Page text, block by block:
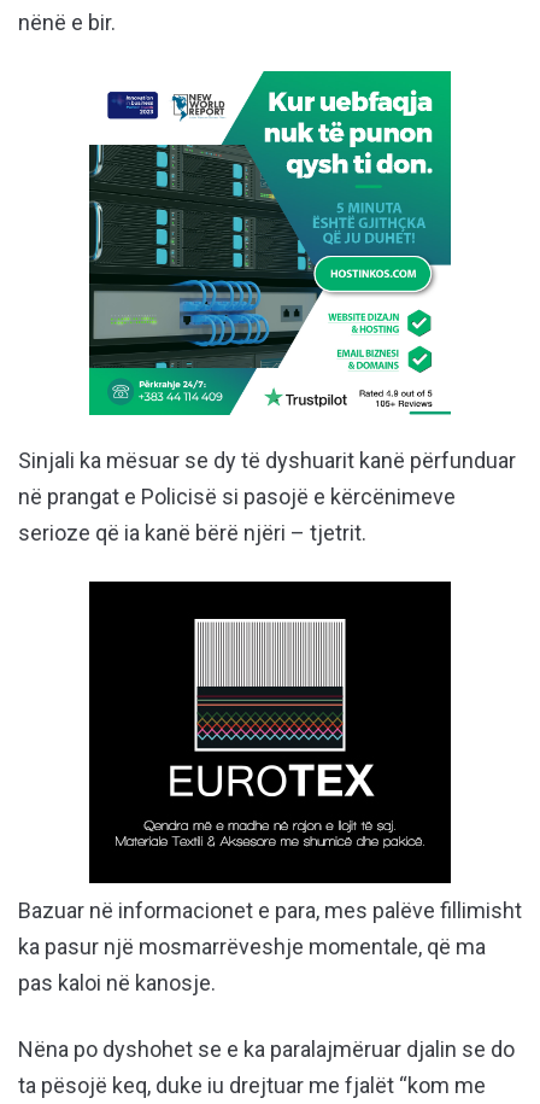
nënë e bir.
Sinjali ka mësuar se dy të dyshuarit kanë përfunduar
në prangat e Policisë si pasojë e kërcënimeve
serioze që ia kanë bërë njëri – tjetrit.
Bazuar në informacionet e para, mes palëve fillimisht
ka pasur një mosmarrëveshje momentale, që ma
pas kaloi në kanosje.
Nëna po dyshohet se e ka paralajmëruar djalin se do
ta pësojë keq, duke iu drejtuar me fjalët “kom me